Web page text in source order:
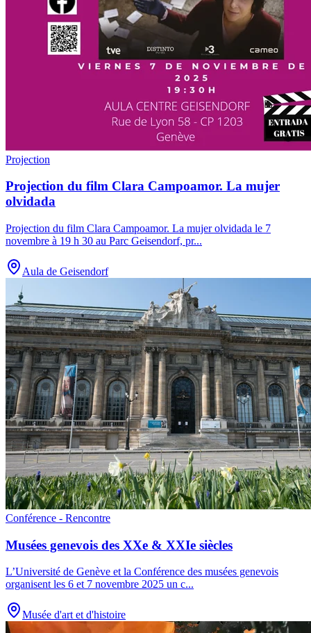
Projection
Projection du film Clara Campoamor. La mujer
olvidada
Projection du film Clara Campoamor. La mujer olvidada le 7
novembre à 19 h 30 au Parc Geisendorf, pr...
Aula de Geisendorf
Conférence - Rencontre
Musées genevois des XXe & XXIe siècles
L’Université de Genève et la Conférence des musées genevois
organisent les 6 et 7 novembre 2025 un c...
Musée d'art et d'histoire